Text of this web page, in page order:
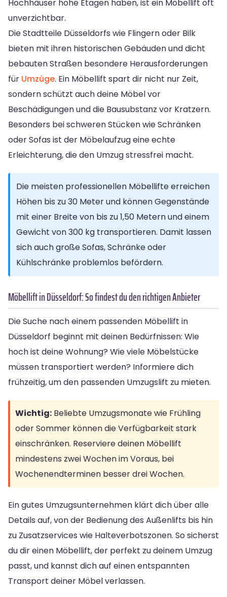
Hochhäuser hohe Etagen haben, ist ein Möbellift oft
unverzichtbar.
Die Stadtteile Düsseldorfs wie Flingern oder Bilk
bieten mit ihren historischen Gebäuden und dicht
bebauten Straßen besondere Herausforderungen
für Umzüge. Ein Möbellift spart dir nicht nur Zeit,
sondern schützt auch deine Möbel vor
Beschädigungen und die Bausubstanz vor Kratzern.
Besonders bei schweren Stücken wie Schränken
oder Sofas ist der Möbelaufzug eine echte
Erleichterung, die den Umzug stressfrei macht.
Die meisten professionellen Möbellifte erreichen
Höhen bis zu 30 Meter und können Gegenstände
mit einer Breite von bis zu 1,50 Metern und einem
Gewicht von 300 kg transportieren. Damit lassen
sich auch große Sofas, Schränke oder
Kühlschränke problemlos befördern.
Möbellift in Düsseldorf: So findest du den richtigen Anbieter
Die Suche nach einem passenden Möbellift in
Düsseldorf beginnt mit deinen Bedürfnissen: Wie
hoch ist deine Wohnung? Wie viele Möbelstücke
müssen transportiert werden? Informiere dich
frühzeitig, um den passenden Umzugslift zu mieten.
Wichtig: Beliebte Umzugsmonate wie Frühling
oder Sommer können die Verfügbarkeit stark
einschränken. Reserviere deinen Möbellift
mindestens zwei Wochen im Voraus, bei
Wochenendterminen besser drei Wochen.
Ein gutes Umzugsunternehmen klärt dich über alle
Details auf, von der Bedienung des Außenlifts bis hin
zu Zusatzservices wie Halteverbotszonen. So sicherst
du dir einen Möbellift, der perfekt zu deinem Umzug
passt, und kannst dich auf einen entspannten
Transport deiner Möbel verlassen.